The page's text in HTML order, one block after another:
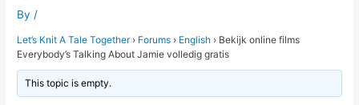
By /
Let’s Knit A Tale Together › Forums › English › Bekijk online films
Everybody’s Talking About Jamie volledig gratis
This topic is empty.